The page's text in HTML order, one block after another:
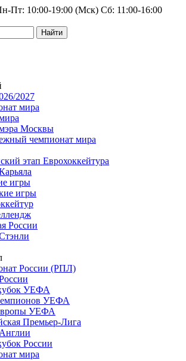
Пт: 10:00-19:00 (Мск) Сб: 11:00-16:00
Найти
2027
мира
Москвы
чемпионат мира
этап Еврохоккейтура
игры
игры
России
России (РПЛ)
УЕФА
УЕФА
УЕФА
Премьер-Лига
России
мира